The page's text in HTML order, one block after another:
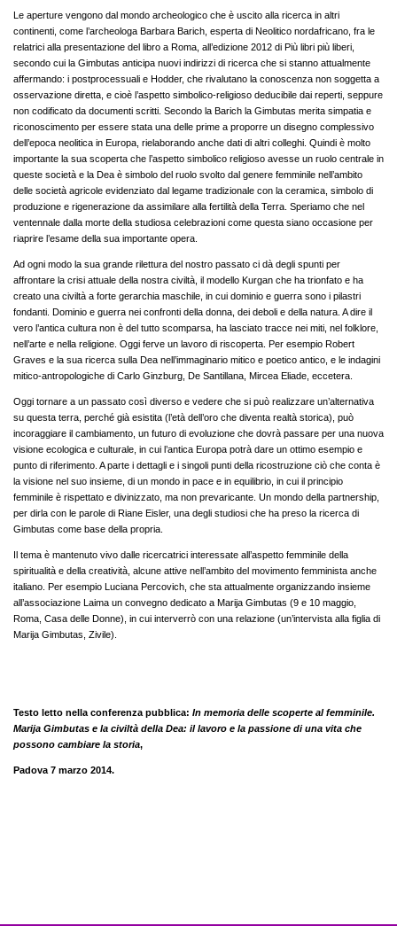
Le aperture vengono dal mondo archeologico che è uscito alla ricerca in altri
continenti, come l’archeologa Barbara Barich, esperta di Neolitico nordafricano, fra le
relatrici alla presentazione del libro a Roma, all’edizione 2012 di Più libri più liberi,
secondo cui la Gimbutas anticipa nuovi indirizzi di ricerca che si stanno attualmente
affermando: i postprocessuali e Hodder, che rivalutano la conoscenza non soggetta a
osservazione diretta, e cioè l’aspetto simbolico-religioso deducibile dai reperti, seppure
non codificato da documenti scritti. Secondo la Barich la Gimbutas merita simpatia e
riconoscimento per essere stata una delle prime a proporre un disegno complessivo
dell’epoca neolitica in Europa, rielaborando anche dati di altri colleghi. Quindi è molto
importante la sua scoperta che l’aspetto simbolico religioso avesse un ruolo centrale in
queste società e la Dea è simbolo del ruolo svolto dal genere femminile nell’ambito
delle società agricole evidenziato dal legame tradizionale con la ceramica, simbolo di
produzione e rigenerazione da assimilare alla fertilità della Terra. Speriamo che nel
ventennale dalla morte della studiosa celebrazioni come questa siano occasione per
riaprire l’esame della sua importante opera.
Ad ogni modo la sua grande rilettura del nostro passato ci dà degli spunti per
affrontare la crisi attuale della nostra civiltà, il modello Kurgan che ha trionfato e ha
creato una civiltà a forte gerarchia maschile, in cui dominio e guerra sono i pilastri
fondanti. Dominio e guerra nei confronti della donna, dei deboli e della natura. A dire il
vero l’antica cultura non è del tutto scomparsa, ha lasciato tracce nei miti, nel folklore,
nell’arte e nella religione. Oggi ferve un lavoro di riscoperta. Per esempio Robert
Graves e la sua ricerca sulla Dea nell’immaginario mitico e poetico antico, e le indagini
mitico-antropologiche di Carlo Ginzburg, De Santillana, Mircea Eliade, eccetera.
Oggi tornare a un passato così diverso e vedere che si può realizzare un’alternativa
su questa terra, perché già esistita (l’età dell’oro che diventa realtà storica), può
incoraggiare il cambiamento, un futuro di evoluzione che dovrà passare per una nuova
visione ecologica e culturale, in cui l’antica Europa potrà dare un ottimo esempio e
punto di riferimento. A parte i dettagli e i singoli punti della ricostruzione ciò che conta è
la visione nel suo insieme, di un mondo in pace e in equilibrio, in cui il principio
femminile è rispettato e divinizzato, ma non prevaricante. Un mondo della partnership,
per dirla con le parole di Riane Eisler, una degli studiosi che ha preso la ricerca di
Gimbutas come base della propria.
Il tema è mantenuto vivo dalle ricercatrici interessate all’aspetto femminile della
spiritualità e della creatività, alcune attive nell’ambito del movimento femminista anche
italiano. Per esempio Luciana Percovich, che sta attualmente organizzando insieme
all’associazione Laima un convegno dedicato a Marija Gimbutas (9 e 10 maggio,
Roma, Casa delle Donne), in cui interverrò con una relazione (un’intervista alla figlia di
Marija Gimbutas, Zivile).
Testo letto nella conferenza pubblica: In memoria delle scoperte al femminile.
Marija Gimbutas e la civiltà della Dea: il lavoro e la passione di una vita che
possono cambiare la storia,
Padova 7 marzo 2014.